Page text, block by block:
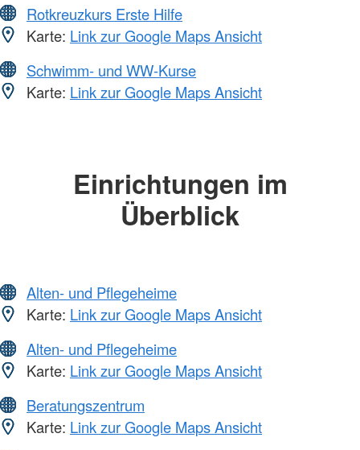
Rotkreuzkurs Erste Hilfe
Karte: Link zur Google Maps Ansicht
Schwimm- und WW-Kurse
Karte: Link zur Google Maps Ansicht
Einrichtungen im
Überblick
Alten- und Pflegeheime
Karte: Link zur Google Maps Ansicht
Alten- und Pflegeheime
Karte: Link zur Google Maps Ansicht
Beratungszentrum
Karte: Link zur Google Maps Ansicht